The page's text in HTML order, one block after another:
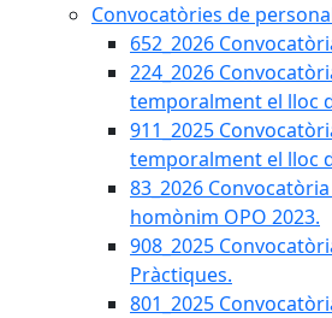
Convocatòries de
652_2026
224_2026
temporalment el lloc
911_2025
temporalment el lloc
83_2026
homònim OPO 2023.
908_2025
Pràctiques.
801_2025